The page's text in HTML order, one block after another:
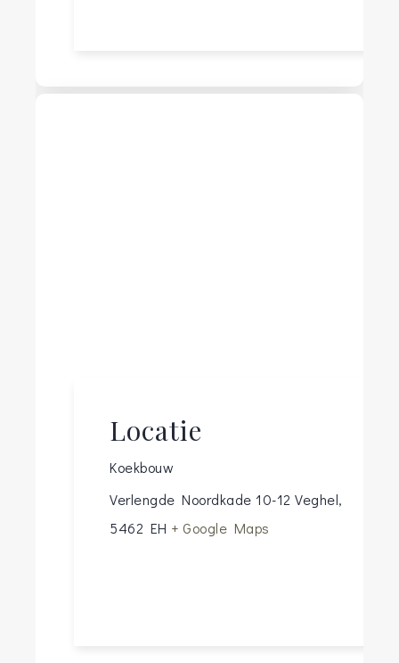
Locatie
Koekbouw
Verlengde Noordkade 10-12 Veghel,
5462 EH + Google Maps